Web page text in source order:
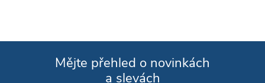
Mějte přehled o novinkách
a slevách